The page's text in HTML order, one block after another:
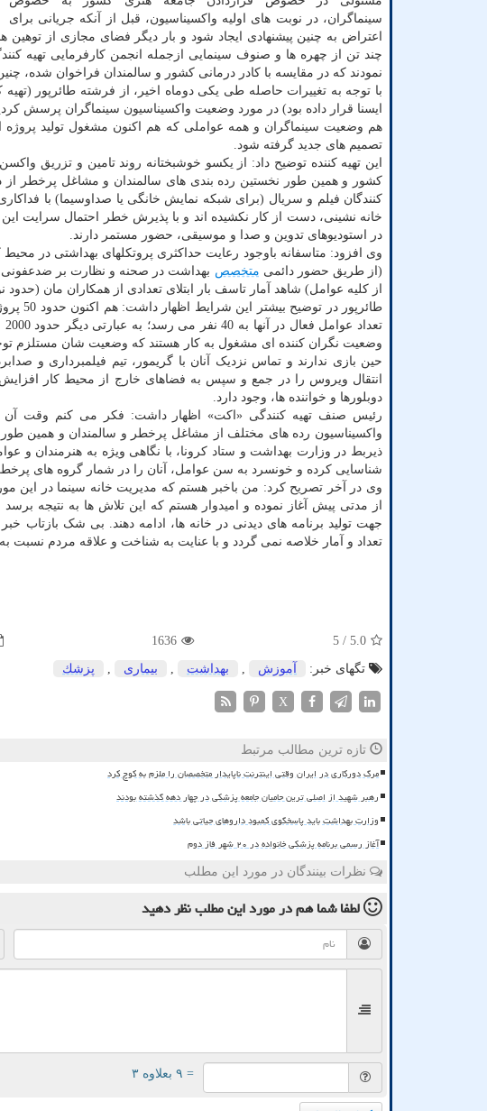
سینماگران، در نوبت های اولیه واکسیناسیون، قبل از آنکه جریانی برای
اعتراض به چنین پیشنهادی ایجاد شود و بار دیگر فضای مجازی از
چند تن از چهره ها و صنوف سینمایی ازجمله انجمن کارفرمایی تهیه
نمودند که در مقایسه با کادر درمانی کشور و سالمندان فراخوان شده،
با توجه به تغییرات حاصله طی یکی دوماه اخیر، از فرشته طائرپور (تهیه
ایسنا قرار داده بود) در مورد وضعیت واکسیناسیون سینماگران پرسش
هم وضعیت سینماگران و همه عواملی که هم اکنون مشغول تولید پروژه
تصمیم های جدید گرفته شود.
این تهیه کننده توضیح داد: از یکسو خوشبختانه روند تامین و تزریق
کشور و همین طور نخستین رده بندی های سالمندان و مشاغل پرخطر از
کنندگان فیلم و سریال (برای شبکه نمایش خانگی یا صداوسیما) با
خانه نشینی، دست از کار نکشیده اند و با پذیرش خطر احتمال سرایت
در استودیوهای تدوین و صدا و موسیقی، حضور مستمر دارند.
وی افزود: متاسفانه باوجود رعایت حداکثری پروتکلهای بهداشتی در
(از طریق حضور دائمی متخصص بهداشت در صحنه و نظارت بر
از کلیه عوامل) شاهد آمار تاسف بار ابتلای تعدادی از همکاران مان
وضعیت نگران کننده ای مشغول به کار هستند که وضعیت شان مستلزم
حین بازی ندارند و تماس نزدیک آنان با گریمور، تیم فیلمبرداری و
انتقال ویروس را در جمع و سپس به فضاهای خارج از محیط کار
دوبلورها و خواننده ها، وجود دارد.
رئیس صنف تهیه کنندگی «اکت» اظهار داشت: فکر می کنم وقت آن
واکسیناسیون رده های مختلف از مشاغل پرخطر و سالمندان و همین طور
ذیربط در وزارت بهداشت و ستاد کرونا، با نگاهی ویژه به هنرمندان و
شناسایی کرده و خونسرد به سن عوامل، آنان را در شمار گروه های
وی در آخر تصریح کرد: من باخبر هستم که مدیریت خانه سینما در این
از مدتی پیش آغاز نموده و امیدوار هستم که این تلاش ها به نتیجه
جهت تولید برنامه های دیدنی در خانه ها، ادامه دهند. بی شک بازتاب
تعداد و آمار خلاصه نمی گردد و با عنایت به شناخت و علاقه مردم نسبت به
5.0
/ 5
1636
تگهای خبر:
آموزش بهداشت بیماری پزشك
X
تازه ترین مطالب مرتبط
مرگ دورکاری در ایران وقتی اینترنت ناپایدار متخصصان را ملزم به کوچ کرد
رهبر شهید از اصلی ترین حامیان جامعه پزشکی در چهار دهه گذشته بودند
وزارت بهداشت باید پاسخگوی کمبود داروهای حیاتی باشد
آغاز رسمی برنامه پزشکی خانواده در ۲۰ شهر فاز دوم
نظرات بینندگان در مورد این مطلب
لطفا شما همدر مورد این مطلبنظر دهید
= ۹ بعلاوه ۳